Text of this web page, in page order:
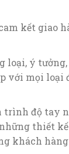
kết giao
loại, ý
với mọi loại
độ tay
thiết
khách hàng